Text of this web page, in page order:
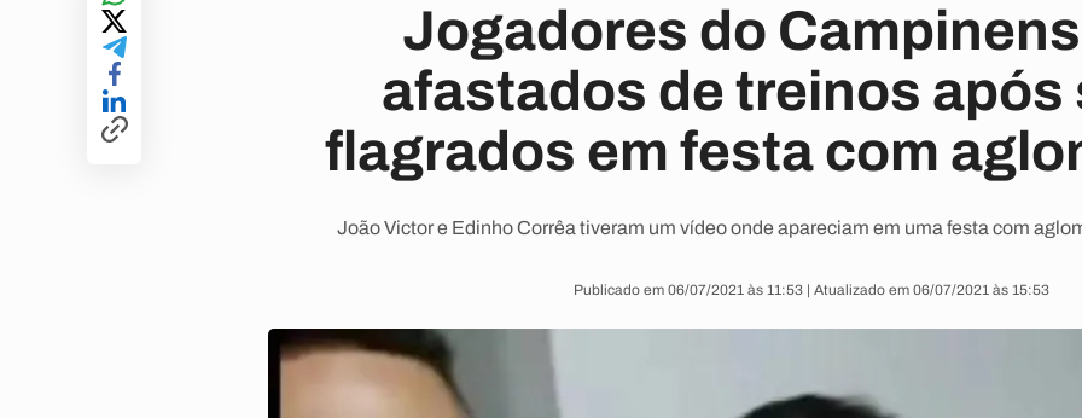
Jogadores do
afastados de treinos após
flagrados em festa com
João Victor e Edinho Corrêa tiveram um vídeo onde apareciam em uma festa com
Publicado em 06/07/2021 às 11:53 | Atualizado em 06/07/2021 às 15:53